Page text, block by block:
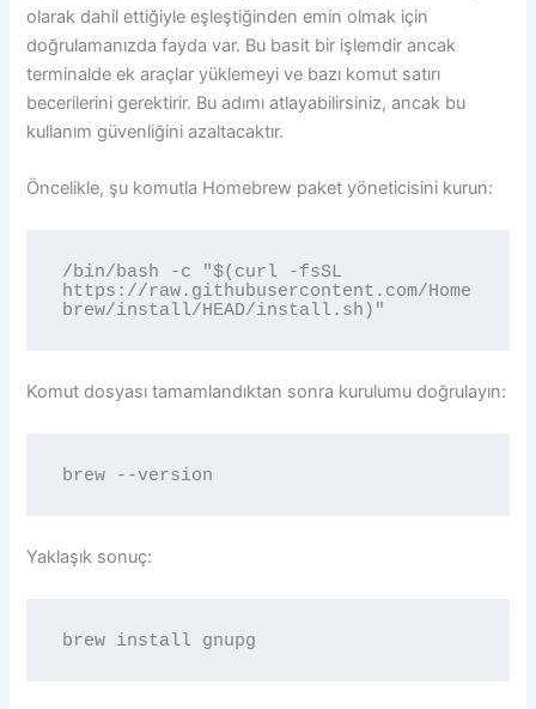
olarak dahil ettiğiyle eşleştiğinden emin olmak için
doğrulamanızda fayda var. Bu basit bir işlemdir ancak
terminalde ek araçlar yüklemeyi ve bazı komut satırı
becerilerini gerektirir. Bu adımı atlayabilirsiniz, ancak bu
kullanım güvenliğini azaltacaktır.
Öncelikle, şu komutla Homebrew paket yöneticisini kurun:
/bin/bash -c "$(curl -fsSL
https://raw.githubusercontent.com/Home
brew/install/HEAD/install.sh)"
Komut dosyası tamamlandıktan sonra kurulumu doğrulayın:
brew --version
Yaklaşık sonuç:
brew install gnupg